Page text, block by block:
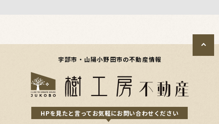
宇部市・山陽小野田市の不動産情報
HPを見たと言ってお気軽にお問い合わせください